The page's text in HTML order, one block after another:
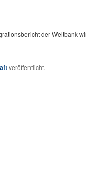
der Weltbank
veröffentlicht.